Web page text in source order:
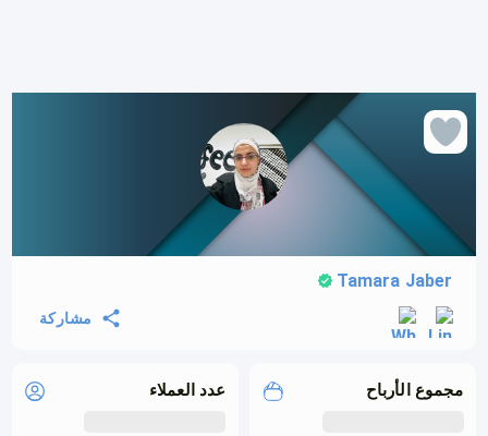
Tamara Jaber
مشاركة
مجموع الأرباح عدد العملاء